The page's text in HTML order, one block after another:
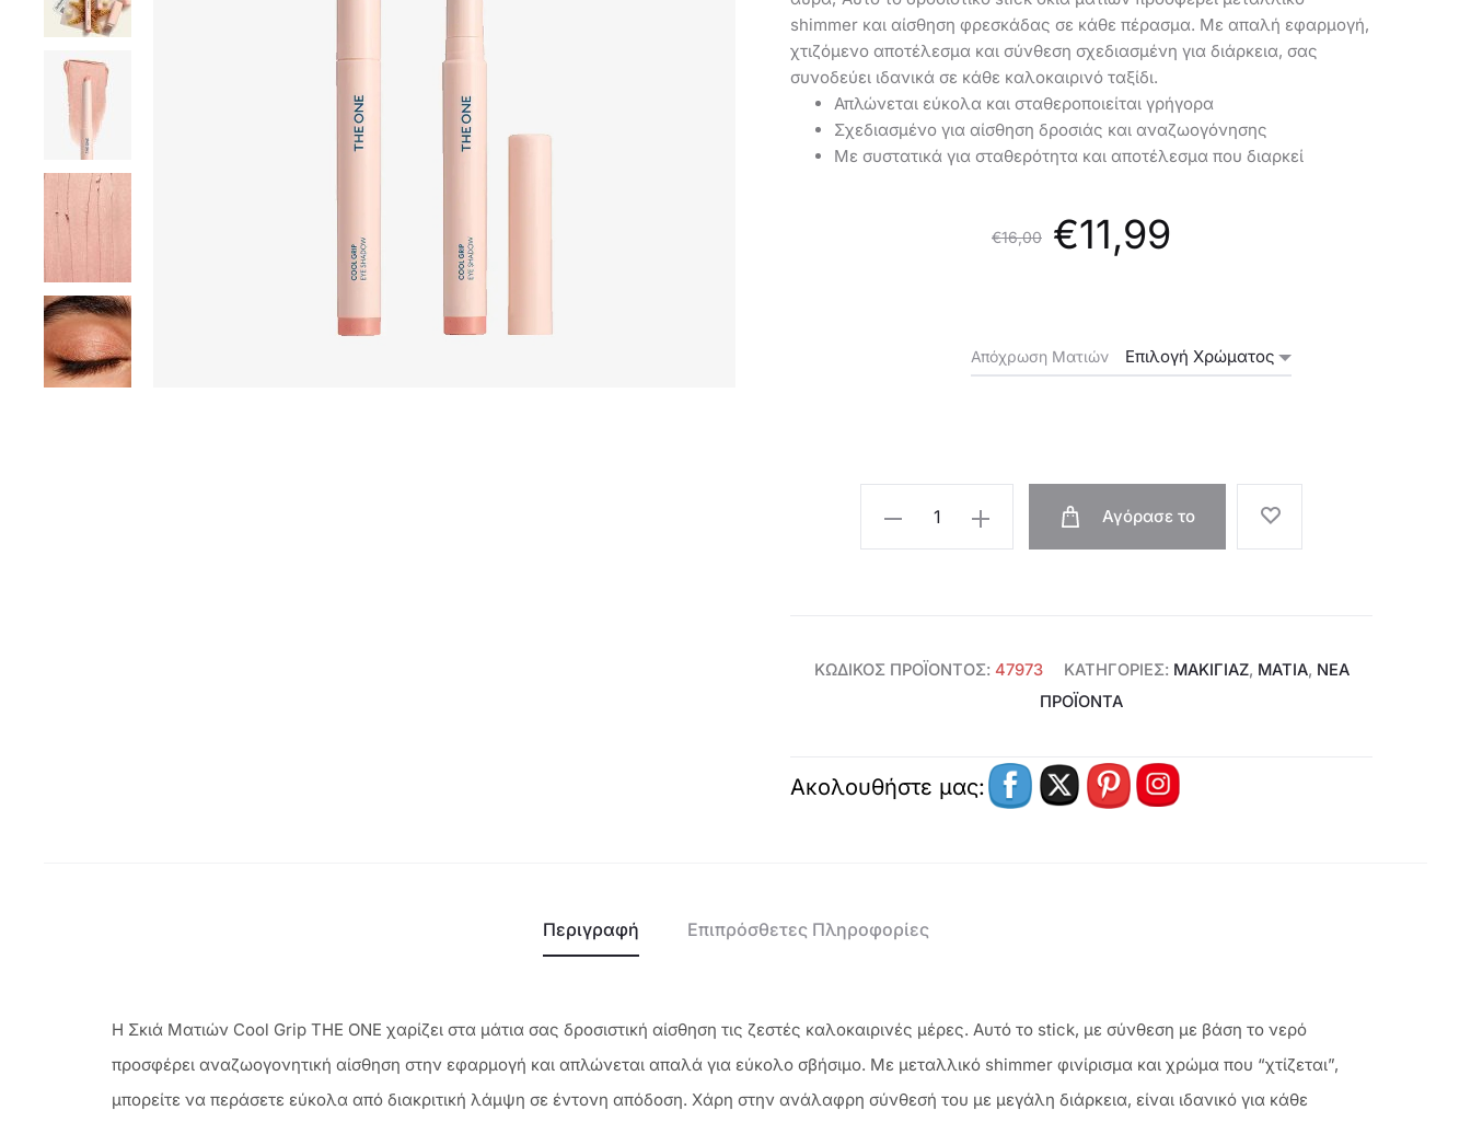
shimmer και αίσθηση φρεσκάδας σε κάθε πέρασμα. Με απαλή εφαρμογή,
χτιζόμενο αποτέλεσμα και σύνθεση σχεδιασμένη για διάρκεια, σας
συνοδεύει ιδανικά σε κάθε καλοκαιρινό ταξίδι.
Απλώνεται εύκολα και σταθεροποιείται γρήγορα
Σχεδιασμένο για αίσθηση δροσιάς και αναζωογόνησης
Με συστατικά για σταθερότητα και αποτέλεσμα που διαρκεί
€16,00
Original
was:
€11,99
τιμή
€11,99.
Απόχρωση Ματιών
Oriflame
THE
Αγόρασε το
ΚΩΔΙΚΌΣ ΠΡΟΪΌΝΤΟΣ: 47973 ΚΑΤΗΓΟΡΊΕΣ: ΜΑΚΙΓΙΑΖ, ΜΆΤΙΑ, ΝΕΑ
ΠΡΟΪΟΝΤΑ
Ακολουθήστε μας:
Περιγραφή Επιπρόσθετες Πληροφορίες
Η Σκιά Ματιών Cool Grip THE ONE χαρίζει στα μάτια σας δροσιστική αίσθηση τις ζεστές καλοκαιρινές μέρες. Αυτό το stick, με σύνθεση με βάση το νερό
προσφέρει αναζωογονητική αίσθηση στην εφαρμογή και απλώνεται απαλά για εύκολο σβήσιμο. Με μεταλλικό shimmer φινίρισμα και χρώμα που “χτίζεται”,
μπορείτε να περάσετε εύκολα από διακριτική λάμψη σε έντονη απόδοση. Χάρη στην ανάλαφρη σύνθεσή του με μεγάλη διάρκεια, είναι ιδανικό για κάθε